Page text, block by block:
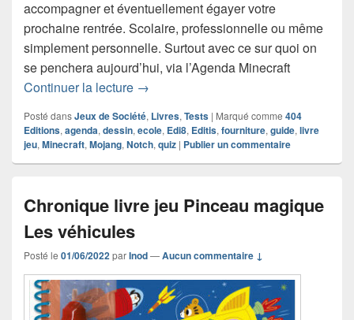
accompagner et éventuellement égayer votre
prochaine rentrée. Scolaire, professionnelle ou même
simplement personnelle. Surtout avec ce sur quoi on
se penchera aujourd’hui, via l’Agenda Minecraft
Continuer la lecture Chronique Agenda Minecraft 2022-
→
Posté dansJeux de Société, Livres, Tests | Marqué comme 404
Editions, agenda, dessin, ecole, Edi8, Editis, fourniture, guide, livre
jeu, Minecraft, Mojang, Notch, quiz | Publier un commentaire
Chronique livre jeu Pinceau magique
Les véhicules
Posté le 01/06/2022 parInod—Aucun commentaire ↓